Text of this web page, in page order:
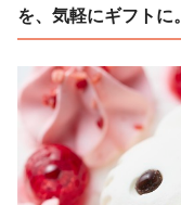
を、気軽にギフトに。